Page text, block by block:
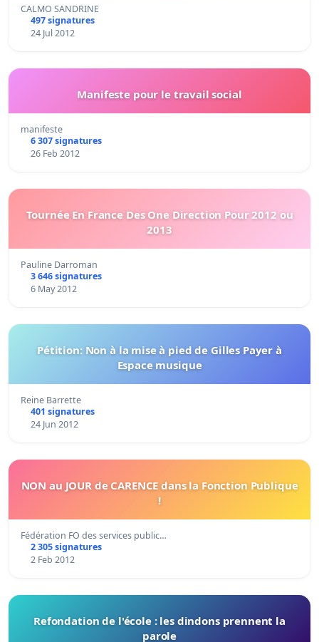
CALMO SANDRINE
497 signatures
24 Jul 2012
Manifeste pour le travail social
manifeste
6 307 signatures
26 Feb 2012
Tournée En France Des One Direction Pour 2012 ou
2013
Pauline Darroman
3 646 signatures
6 May 2012
Pétition: Non à la mise à pied de Gilles Payer à
Espace musique
Reine Barrette
401 signatures
24 Jun 2012
NON au JOUR de CARENCE dans la Fonction Publique
!
Fédération FO des services public…
2 305 signatures
2 Feb 2012
Refondation de l'école : les dindons prennent la
parole